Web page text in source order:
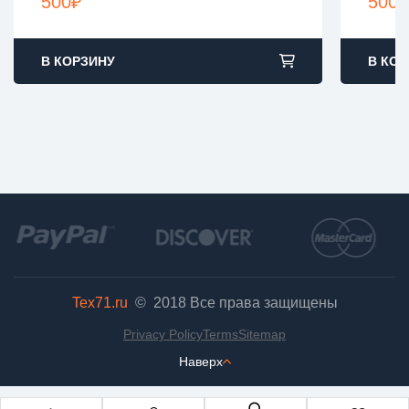
В КОРЗИНУ В
Tex71.ru © 2018 Все права защищены
Наверх
Privacy PolicyTermsSitemap